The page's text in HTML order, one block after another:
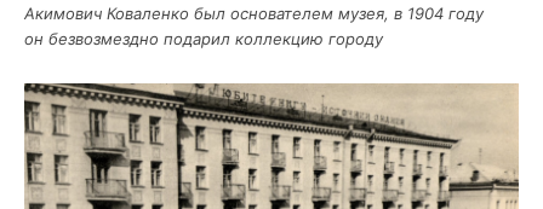
Аки­мо­вич Кова­лен­ко был осно­ва­те­лем музея, в 1904 году
он без­воз­мезд­но пода­рил кол­лек­цию городу